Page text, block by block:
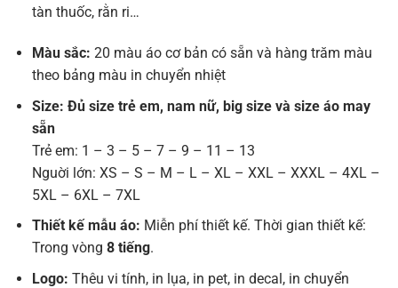
tàn thuốc, rằn ri…
Màu sắc: 20 màu áo cơ bản có sẵn và hàng trăm màu
theo bảng màu in chuyển nhiệt
Size: Đủ size trẻ em, nam nữ, big size và size áo may
sẵn
Trẻ em: 1 – 3 – 5 – 7 – 9 – 11 – 13
Nguời lớn: XS – S – M – L – XL – XXL – XXXL – 4XL –
5XL – 6XL – 7XL
Thiết kế mẫu áo: Miễn phí thiết kế. Thời gian thiết kế:
Trong vòng 8 tiếng.
Logo: Thêu vi tính, in lụa, in pet, in decal, in chuyển